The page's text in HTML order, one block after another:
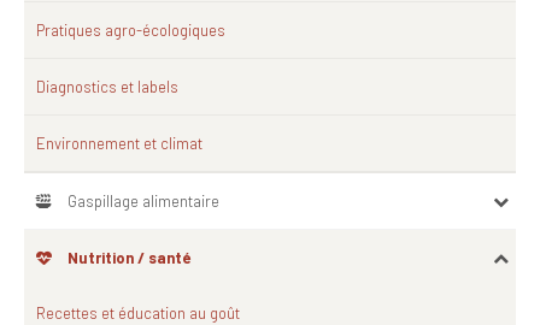
Pratiques agro-écologiques
Diagnostics et labels
Environnement et climat
Gaspillage alimentaire
Nutrition / santé
Recettes et éducation au goût